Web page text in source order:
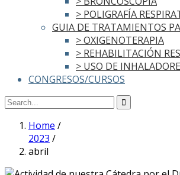
> POLIGRAFÍA
GUIA DE TRATAMIENTOS
> OXIGENOTERAPIA
> REHABILITACIÓN
> USO DE
CONGRESOS/CURSOS
Home /
2023 /
abril